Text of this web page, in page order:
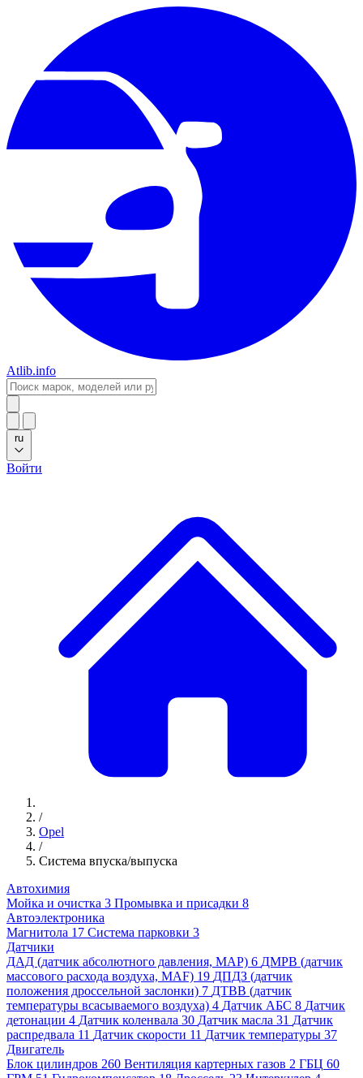
Atlib.info
ru
Войти
/
Opel
/
Система впуска/выпуска
Автохимия
Мойка и очистка 3 Промывка и присадки 8
Автоэлектроника
Магнитола 17 Система парковки 3
Датчики
ДАД (датчик абсолютного давления, MAP) 6 ДМРВ (датчик
массового расхода воздуха, MAF) 19 ДПДЗ (датчик
положения дроссельной заслонки) 7 ДТВВ (датчик
температуры всасываемого воздуха) 4 Датчик АБС 8 Датчик
детонации 4 Датчик коленвала 30 Датчик масла 31 Датчик
распредвала 11 Датчик скорости 11 Датчик температуры 37
Двигатель
Блок цилиндров 260 Вентиляция картерных газов 2 ГБЦ 60